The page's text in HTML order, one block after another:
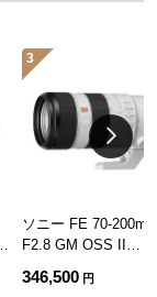
3
ソニー FE 70-
F2.8 GM OSS II
346,500 円